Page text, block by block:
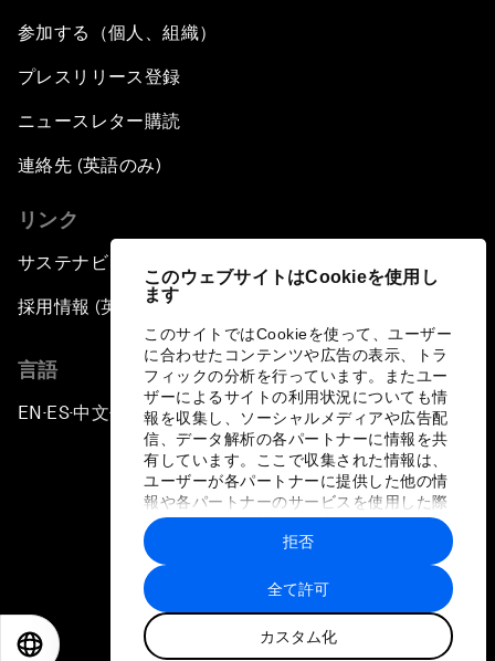
このウェブサイトはCookieを使用し
ます
このサイトではCookieを使って、ユーザー
に合わせたコンテンツや広告の表示、トラ
フィックの分析を行っています。またユー
ザーによるサイトの利用状況についても情
報を収集し、ソーシャルメディアや広告配
信、データ解析の各パートナーに情報を共
有しています。ここで収集された情報は、
ユーザーが各パートナーに提供した他の情
報や各パートナーのサービスを使用した際
に収集された情報と組み合わされ、各パー
トナーによって使用されることがありま
す。
全て許可
カスタム化
拒否
参加する（個人、組織）
プレスリリース登録
ニュースレター購読
連絡先 (英語のみ)
リンク
サステナビリティへの取り組み
採用情報 (英語のみ)
言語
EN ▪ES▪中文▪ 日本語
プライバシーポリシーと利用規約
サイトマップ
©
世界経済フォーラム